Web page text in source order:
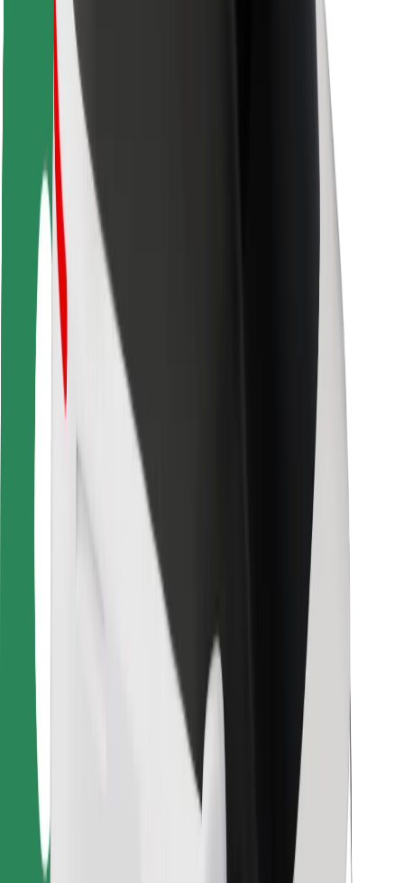
Safety Lab
Ciudades
Dónde estamos
Soluciones para las ciudades
Aeropuertos
Estaciones de carga de Bolt
Soporte
Para usuarios
Para conductores
Para repartidores
Bolt Food
Para propietarios de flota
Para restaurantes
Bolt para empresas
Términos y Condiciones
¡Conseguí un viaje en minutos!
Descargar la app de Bolt
Encontrá tu comida favorita
Descargar la app de Bolt Food